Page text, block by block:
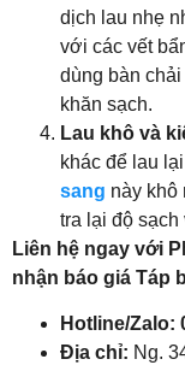
dịch lau nhẹ
với các vết
dùng bàn
khăn sạch.
Lau khô và
khác để lau
sang này khô
tra lại độ sạch
Liên hệ ngay với
nhận báo giá Táp
Hotline/Zalo:
Địa chỉ: Ng.